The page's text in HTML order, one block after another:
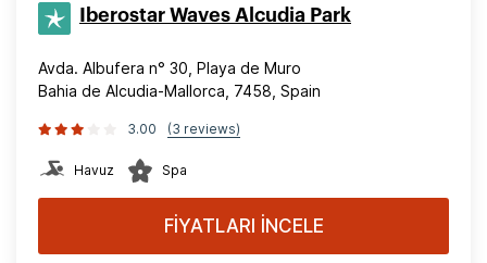
Iberostar Waves Alcudia Park
Avda. Albufera n° 30, Playa de Muro
Bahia de Alcudia-Mallorca, 7458, Spain
3.00 (3 reviews)
Havuz Spa
FİYATLARI İNCELE